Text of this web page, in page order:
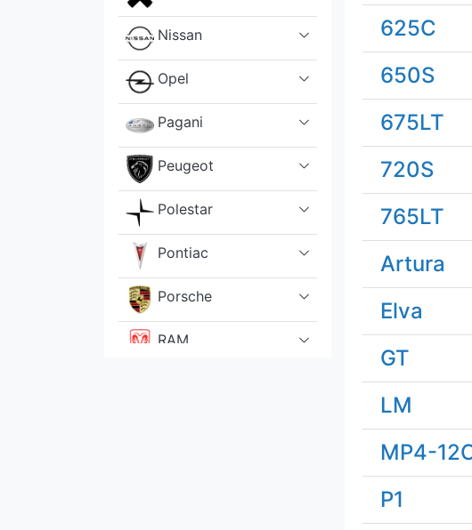
Nissan
Opel
Pagani
Peugeot
Polestar
Pontiac
Porsche
RAM
625C
650S
675LT
720S
765LT
Artura
Elva
GT
LM
MP4-
P1